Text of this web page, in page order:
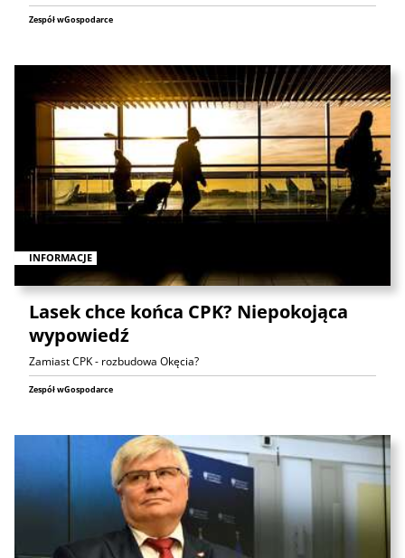
Zespół wGospodarce
INFORMACJE
Lasek chce końca CPK? Niepokojąca
wypowiedź
Zamiast CPK - rozbudowa Okęcia?
Zespół wGospodarce